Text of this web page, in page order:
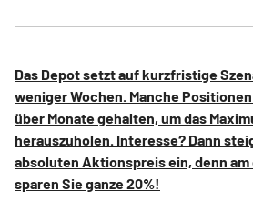
Das Depot setzt auf kurzfristige
weniger Wochen. Manche
über Monate gehalten, um das
herauszuholen. Interesse? Dann
absoluten Aktionspreis ein, denn
sparen Sie ganze 20%!